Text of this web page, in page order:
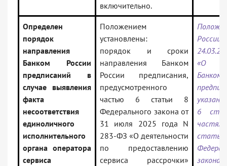
включительно.
Определен
порядок
направления
Банком России
предписаний в
случае выявления
факта
несоответствия
единоличного
исполнительного
органа оператора
сервиса
Положением
установлены:
порядок и сроки
направления Банком
России предписания,
предусмотренного
частью 6 статьи 8
Федерального закона от
31 июля 2025 года N
283-ФЗ «О деятельности
по предоставлению
сервиса рассрочки»
«О
6
закона